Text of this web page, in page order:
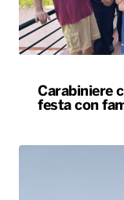
Carabiniere
festa con